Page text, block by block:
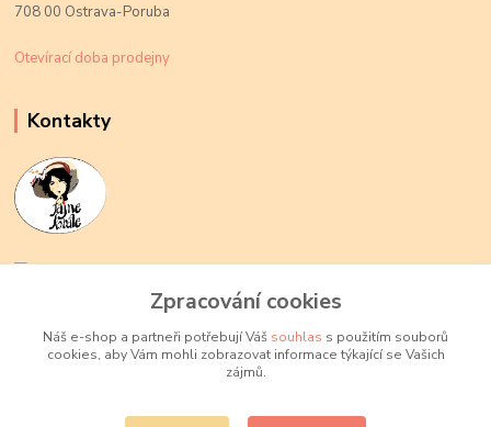
708 00 Ostrava-Poruba
Otevírací doba prodejny
Kontakty
+420 774 719 784
info@fajnekorale.cz
Zpracování cookies
Náš e-shop a partneři potřebují Váš souhlas s použitím souborů
cookies, aby Vám mohli zobrazovat informace týkající se Vašich
zájmů.